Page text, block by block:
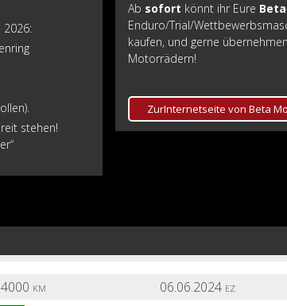
2026:
stehen!
Ab sofort könnt ihr Eure Beta
Enduro/Trial/
kaufen, und gerne
Motorrädern!
ZurInternetseite von Beta
4000 KM 06.06.2024 EZ